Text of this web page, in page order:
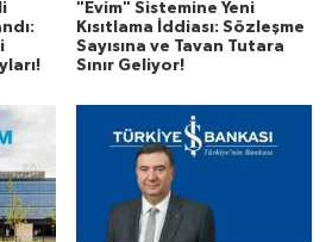
"Evim" Sistemine Yeni
Kısıtlama İddiası: Sözleşme
Sayısına ve Tavan Tutara
Sınır Geliyor!